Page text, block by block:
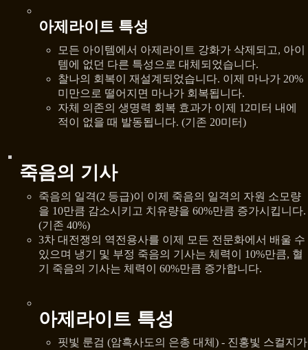
아제라이트 특성
모든 아이템에서 아제라이트 강화가 삭제되고, 아이
템에 없던 다른 특성으로 대체되었습니다.
찰나의 회복이 재설계되었습니다. 이제 마나가 20%
미만으로 떨어지면 마나가 회복됩니다.
자체 의존의 생명력 회복 효과가 이제 12미터 내에
적이 없을 때 발동됩니다. (기존 20미터)
죽음의 기사
죽음의 일격(2 등급)이 이제 죽음의 일격의 자원 소모량
을 10만큼 감소시키고 치유량을 60%만큼 증가시킵니다.
(기존 40%)
3차 대전쟁의 역전용사를 이제 모든 전문화에서 배울 수
있으며 냉기 및 부정 죽음의 기사는 체력이 10%만큼, 혈
기 죽음의 기사는 체력이 60%만큼 증가합니다.
아제라이트 특성
핏빛 룬검 (암흑사도의 은총 대체) - 진홍빛 스컬지가